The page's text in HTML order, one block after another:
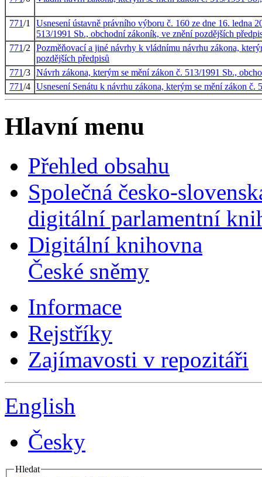
771/1
Usnesení ústavně právního výboru č. 160 ze dne 16. ledna
513/1991 Sb., obchodní zákoník, ve znění pozdějších
771/2
Pozměňovací a jiné návrhy k vládnímu návrhu zákona,
pozdějších předpisů
771/3 Návrh zákona, kterým se mění zákon č. 513/1991 Sb.,
771/4 Usnesení Senátu k návrhu zákona, kterým se mění zákon
Hlavní menu
Přehled obsahu
Společná česko-
digitální parlamentní
Digitální knihovna
České sněmy
Informace
Rejstříky
Zajímavosti v repozitáři
English
Česky
Hledat